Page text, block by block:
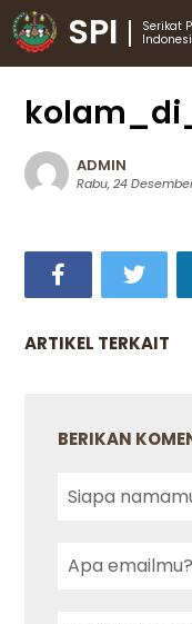
SPI
Serikat
ADMIN
Rabu, 24
ARTIKEL TERKAIT
BERIKAN